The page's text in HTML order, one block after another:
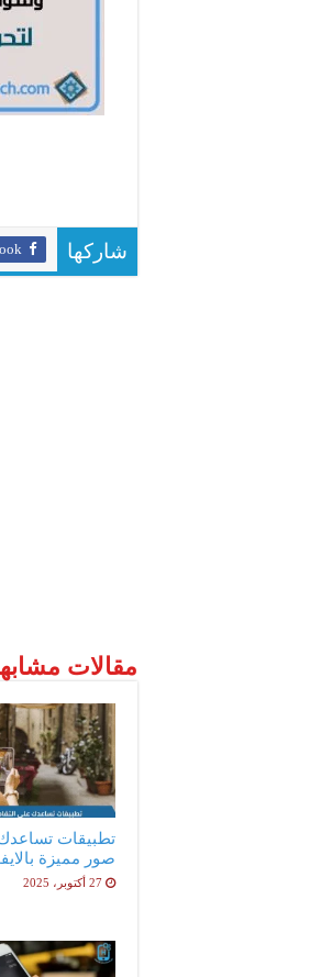
شاركها
مقالات
تطبيقات
صور مميزة
27 أكتوبر، 2025